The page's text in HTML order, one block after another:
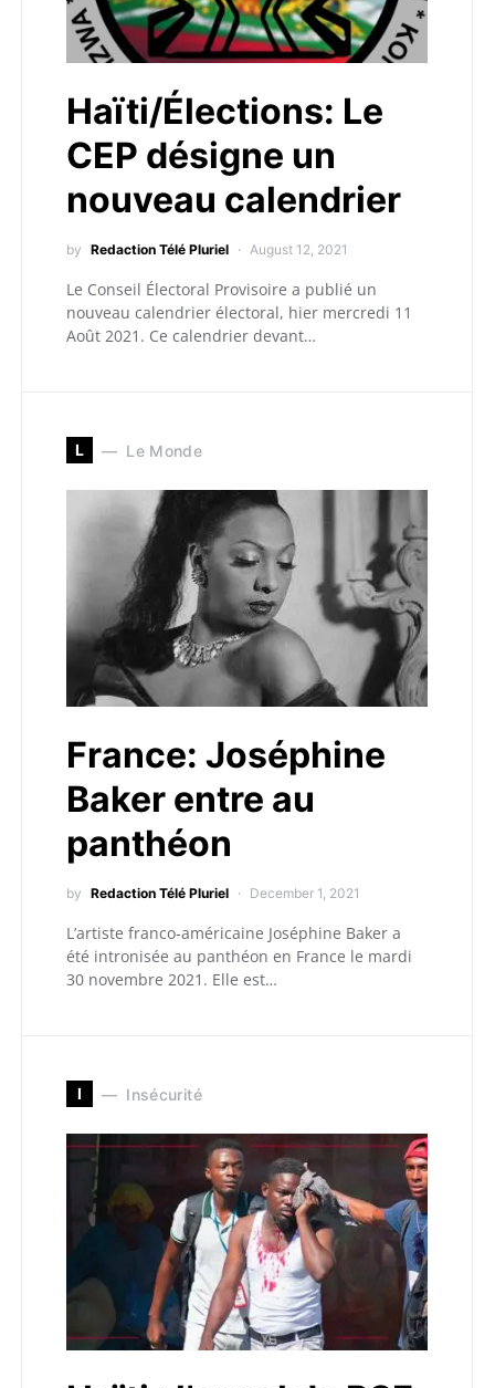
Haïti/Élections: Le
CEP désigne un
nouveau calendrier
by Redaction Télé Pluriel August 12, 2021
Le Conseil Électoral Provisoire a publié un
nouveau calendrier électoral, hier mercredi 11
Août 2021. Ce calendrier devant…
L Le Monde
France: Joséphine
Baker entre au
panthéon
by Redaction Télé Pluriel December 1, 2021
L’artiste franco-américaine Joséphine Baker a
été intronisée au panthéon en France le mardi
30 novembre 2021. Elle est…
I Insécurité